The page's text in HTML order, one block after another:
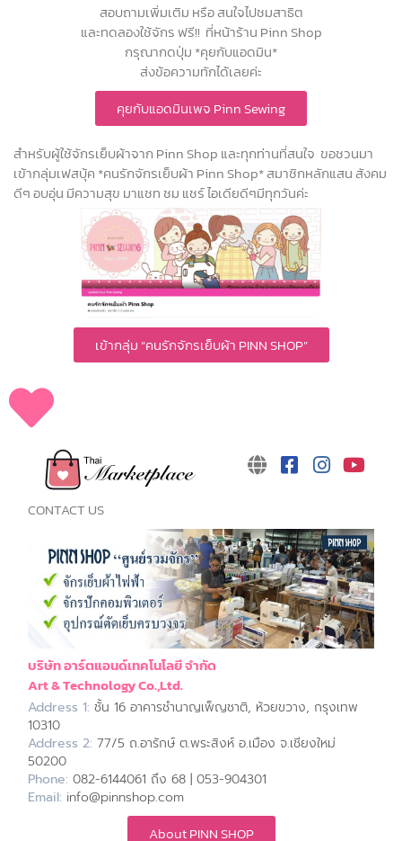
สอบถามเพิ่มเติม หรือ สนใจไปชมสาธิต
และทดลองใช้จักร ฟรี!! ที่หน้าร้าน Pinn Shop
กรุณากดปุ่ม *คุยกับแอดมิน*
ส่งข้อความทักได้เลยค่ะ
คุยกับแอดมินเพจ Pinn Sewing
สำหรับผู้ใช้จักรเย็บผ้าจาก Pinn Shop และทุกท่านที่สนใจ ขอชวนมา
เข้ากลุ่มเฟสบุ้ค *คนรักจักรเย็บผ้า Pinn Shop* สมาชิกหลักแสน สังคม
ดีๆ อบอุ่น มีความสุข มาแชท ชม แชร์ ไอเดียดีๆมีทุกวันค่ะ
เข้ากลุ่ม “คนรักจักรเย็บผ้า PINN SHOP”
CONTACT US
บริษัท อาร์ตแอนด์เทคโนโลยี จำกัด
Art & Technology Co.,Ltd.
Address 1: ชั้น 16 อาคารชำนาญเพ็ญชาติ, ห้วยขวาง, กรุงเทพ
10310
Address 2: 77/5 ถ.อารักษ์ ต.พระสิงห์ อ.เมือง จ.เชียงใหม่
50200
Phone: 082-6144061 ถึง 68 | 053-904301
Email: info@pinnshop.com
About PINN SHOP